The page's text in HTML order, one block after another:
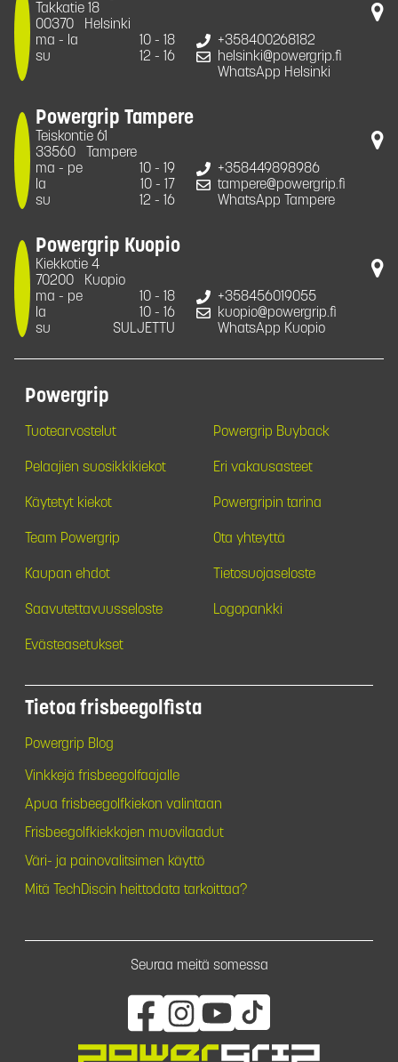
Takkatie 18
00370
Helsinki
ma - la
10 - 18
su
12 - 16
+358400268182
helsinki@powergrip.fi
WhatsApp Helsinki
Powergrip Tampere
Teiskontie 61
33560
Tampere
ma - pe
10 - 19
la
10 - 17
su
12 - 16
+358449898986
tampere@powergrip.fi
WhatsApp Tampere
Powergrip Kuopio
Kiekkotie 4
70200
Kuopio
ma - pe
10 - 18
la
10 - 16
su
SULJETTU
+358456019055
kuopio@powergrip.fi
WhatsApp Kuopio
Powergrip
Tuotearvostelut Powergrip Buyback
Pelaajien suosikkikiekot Eri vakausasteet
Käytetyt kiekot Powergripin tarina
Team Powergrip Ota yhteyttä
Kaupan ehdot Tietosuojaseloste
Saavutettavuusseloste Logopankki
Evästeasetukset
Tietoa frisbeegolfista
Powergrip Blog
Vinkkejä frisbeegolfaajalle
Apua frisbeegolfkiekon valintaan
Frisbeegolfkiekkojen muovilaadut
Väri- ja painovalitsimen käyttö
Mitä TechDiscin heittodata tarkoittaa?
Seuraa meitä somessa